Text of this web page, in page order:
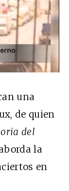
una
de quien
del
la
en